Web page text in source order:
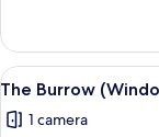
4Accessible
Nest
for
Apri
tutte
le
9
The Burrow
1 camera